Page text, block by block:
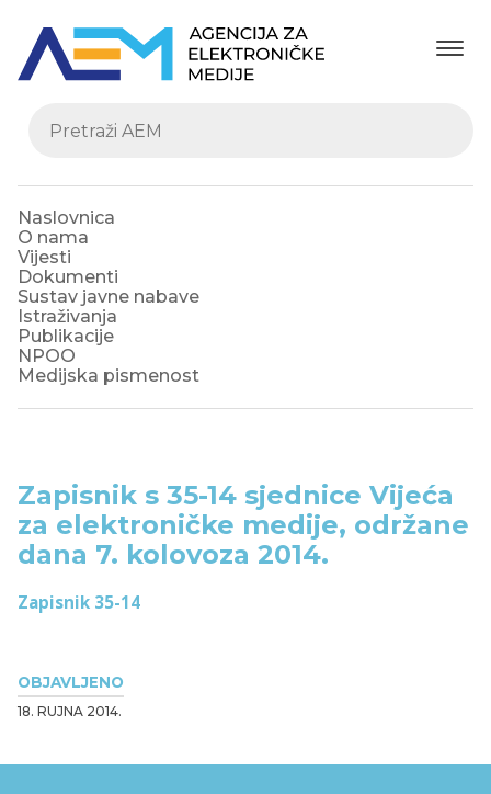
Naslovnica
O nama
Vijesti
Dokumenti
Sustav javne nabave
Istraživanja
Publikacije
NPOO
Medijska pismenost
OBJAVLJENO
18. RUJNA 2014.
Zapisnik s 35-14 sjednice Vijeća
za elektroničke medije, održane
dana 7. kolovoza 2014.
Zapisnik 35-14